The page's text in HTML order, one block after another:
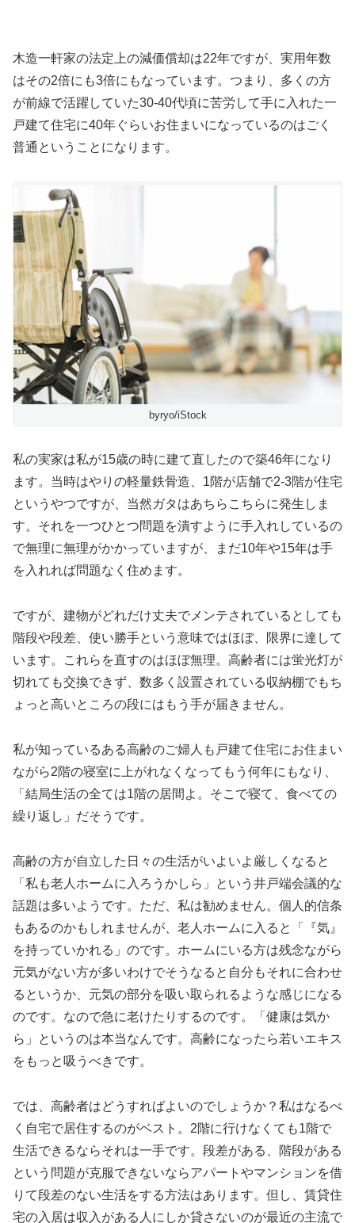
木造一軒家の法定上の減価償却は22年ですが、実用年数
はその2倍にも3倍にもなっています。つまり、多くの方
が前線で活躍していた30-40代頃に苦労して手に入れた一
戸建て住宅に40年ぐらいお住まいになっているのはごく
普通ということになります。
byryo/iStock
私の実家は私が15歳の時に建て直したので築46年になり
ます。当時はやりの軽量鉄骨造、1階が店舗で2-3階が住宅
というやつですが、当然ガタはあちらこちらに発生しま
す。それを一つひとつ問題を潰すように手入れしているの
で無理に無理がかかっていますが、まだ10年や15年は手
を入れれば問題なく住めます。
ですが、建物がどれだけ丈夫でメンテされているとしても
階段や段差、使い勝手という意味ではほぼ、限界に達して
います。これらを直すのはほぼ無理。高齢者には蛍光灯が
切れても交換できず、数多く設置されている収納棚でもち
ょっと高いところの段にはもう手が届きません。
私が知っているある高齢のご婦人も戸建て住宅にお住まい
ながら2階の寝室に上がれなくなってもう何年にもなり、
「結局生活の全ては1階の居間よ。そこで寝て、食べての
繰り返し」だそうです。
高齢の方が自立した日々の生活がいよいよ厳しくなると
「私も老人ホームに入ろうかしら」という井戸端会議的な
話題は多いようです。ただ、私は勧めません。個人的信条
もあるのかもしれませんが、老人ホームに入ると「『気』
を持っていかれる」のです。ホームにいる方は残念ながら
元気がない方が多いわけでそうなると自分もそれに合わせ
るというか、元気の部分を吸い取られるような感じになる
のです。なので急に老けたりするのです。「健康は気か
ら」というのは本当なんです。高齢になったら若いエキス
をもっと吸うべきです。
では、高齢者はどうすればよいのでしょうか？私はなるべ
く自宅で居住するのがベスト。2階に行けなくても1階で
生活できるならそれは一手です。段差がある、階段がある
という問題が克服できないならアパートやマンションを借
りて段差のない生活をする方法はあります。但し、賃貸住
宅の入居は収入がある人にしか貸さないのが最近の主流で